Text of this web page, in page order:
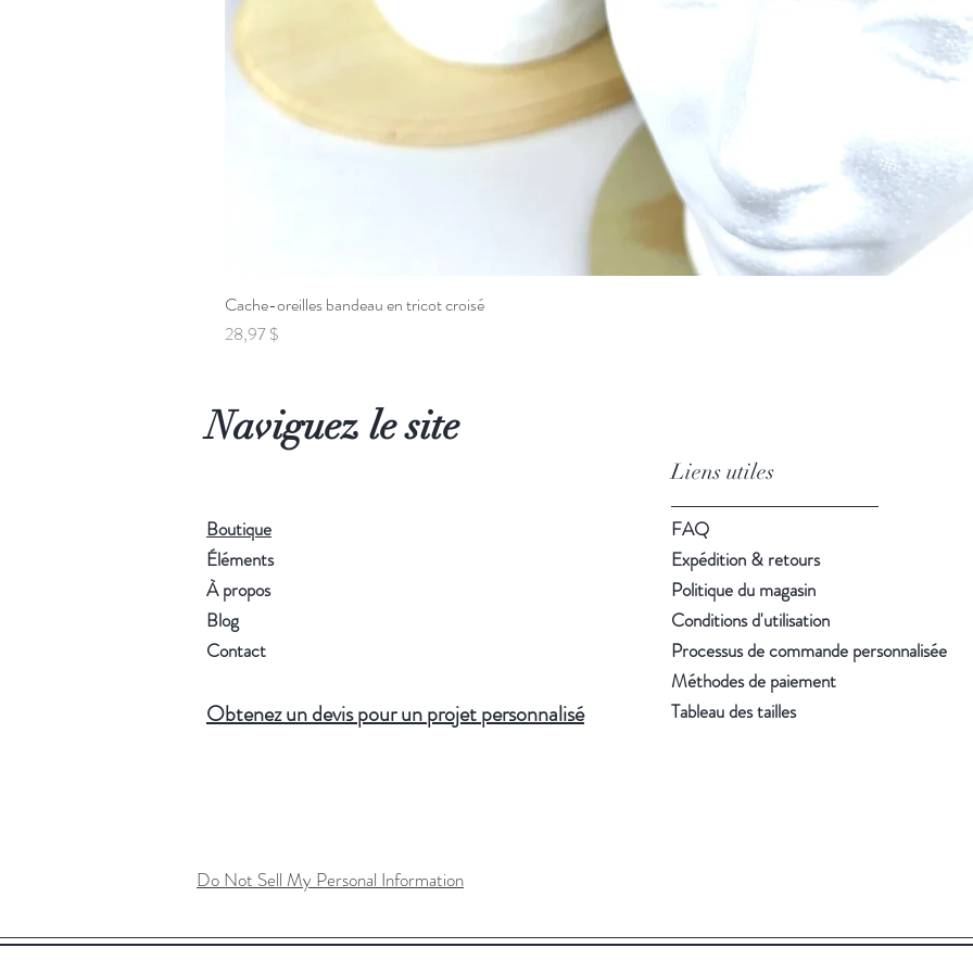
Cache-oreilles bandeau en tricot croisé
Prix
28,97 $
Naviguez le site
Liens utiles
Boutique
Éléments
À propos
Blog
Contact
Obtenez un devis pour un projet personnalisé
FAQ
Expédition & retours
Politique du magasin
Conditions d'utilisation
Processus de commande personnalisée
Méthodes de paiement
Tableau des tailles
Do Not Sell My Personal Information